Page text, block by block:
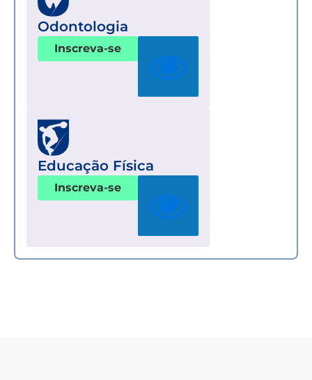
Odontologia
Inscreva-se
Educação Física
Inscreva-se